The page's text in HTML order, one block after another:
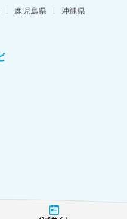
鹿児島県 沖縄県